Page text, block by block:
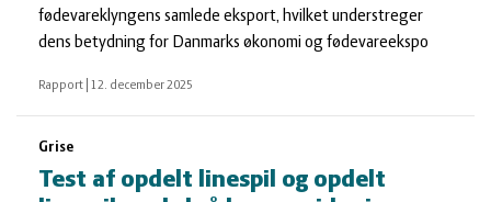
fødevareklyngens samlede eksport, hvilket understreger
dens betydning for Danmarks økonomi og fødevareekspo
Rapport 12. december 2025
Grise
Test af opdelt linespil og opdelt